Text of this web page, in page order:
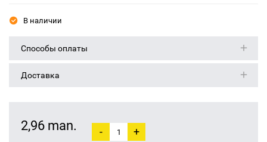
В наличии
Способы оплаты
Доставка
2,96 man. - +